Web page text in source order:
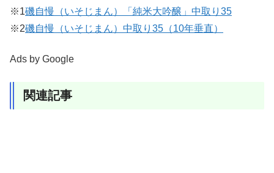
※1磯自慢（いそじまん）「純米大吟醸」中取り35
※2磯自慢（いそじまん）中取り35（10年垂直）
Ads by Google
関連記事